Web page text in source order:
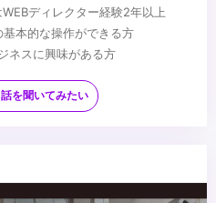
ディレクター経験2年以上
本的な操作ができる方
ネスに興味がある方
/ Adobe XD / After Effects /
を聞いてみたい